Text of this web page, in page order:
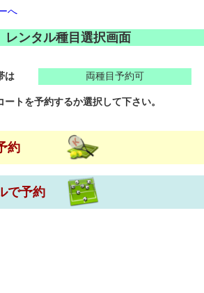
へ
ンタル種目選択画面
は 両種目予約可
ートを予約するか選択して下さい。
約
で予約